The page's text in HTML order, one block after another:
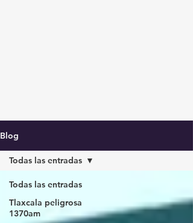
Blog
Todas las entradas
Tlaxcala peligrosa
1370am
Todas las entradas